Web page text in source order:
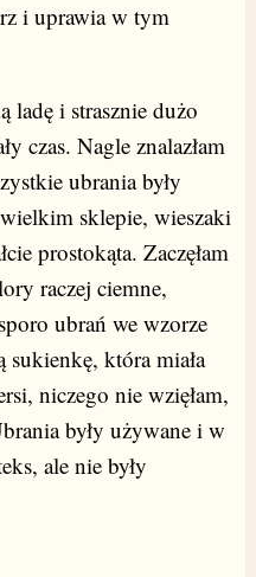
i uprawia w tym
ladę i strasznie dużo
czas. Nagle znalazłam
ubrania były
sklepie, wieszaki
prostokąta. Zaczęłam
raczej ciemne,
ubrań we wzorze
sukienkę, która miała
niczego nie wzięłam,
były używane i w
ale nie były